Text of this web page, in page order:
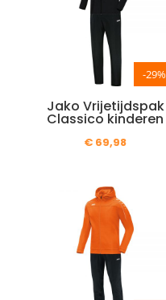
-29%
Jako Vrijetijdspak
Classico kinderen
€ 69,98